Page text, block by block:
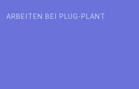
ARBEITEN BEI PLUG-PLANT